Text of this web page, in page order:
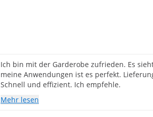
Ich bin mit der Garderobe zufrieden. Es
meine Anwendungen ist es perfekt.
Schnell und effizient. Ich empfehle.
Mehr lesen